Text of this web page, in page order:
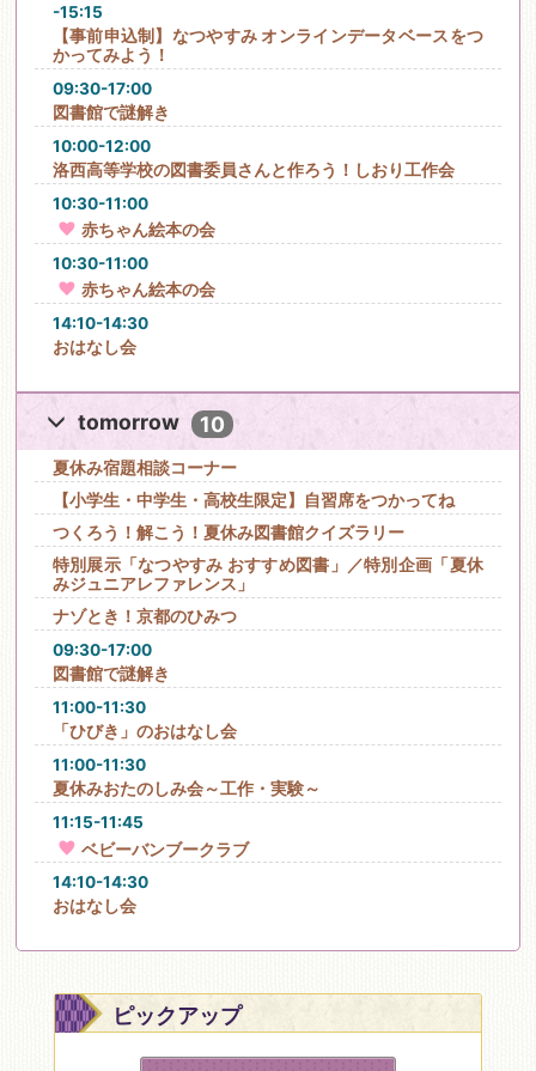
-15:15
【事前申込制】なつやすみ オンラインデータベースをつ
かってみよう！
09:30-17:00
図書館で謎解き
10:00-12:00
洛西高等学校の図書委員さんと作ろう！しおり工作会
10:30-11:00
赤ちゃん絵本の会
10:30-11:00
赤ちゃん絵本の会
14:10-14:30
おはなし会
tomorrow 10
夏休み宿題相談コーナー
【小学生・中学生・高校生限定】自習席をつかってね
つくろう！解こう！夏休み図書館クイズラリー
特別展示「なつやすみ おすすめ図書」／特別企画「夏休
みジュニアレファレンス」
ナゾとき！京都のひみつ
09:30-17:00
図書館で謎解き
11:00-11:30
「ひびき」のおはなし会
11:00-11:30
夏休みおたのしみ会～工作・実験～
11:15-11:45
ベビーバンブークラブ
14:10-14:30
おはなし会
ピックアップ